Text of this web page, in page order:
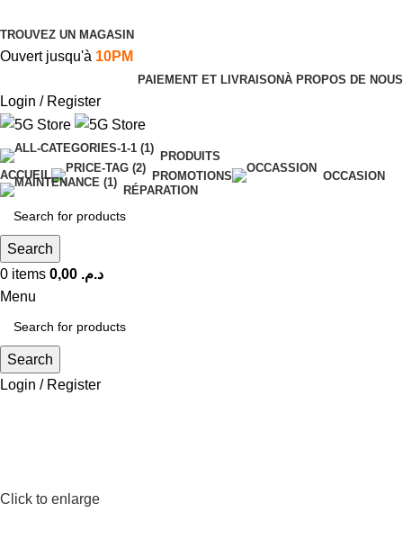
TROUVEZ UN MAGASIN
Ouvert jusqu'à 10PM
PAIEMENT ET LIVRAISONÀ PROPOS DE NOUS
Login / Register
PRODUITS
ACCUEIL
PROMOTIONS
OCCASION
RÉPARATION
Search
0 items د.م.
Menu
Search
Login / Register
Click to enlarge